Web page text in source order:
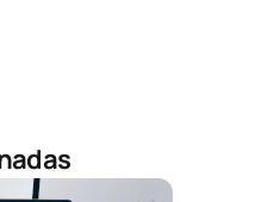
en Desarrollo de